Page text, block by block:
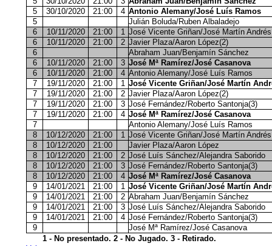
5
30/10/2020 21:00 4 Antonio Alemany/José Luís Ramos
5
Julián Boluda/Ruben Albaladejo
6
10/11/2020 21:00 1 José Vicente Griñan/José Martín Andrés
6
10/11/2020 21:00 2 Javier Plaza/Aaron López(2)
6
Abraham Juan/Benjamín Sánchez
6
10/11/2020 21:00 3 José Mª Ramírez/José Casanova
6
10/11/2020 21:00 4 Antonio Alemany/José Luís Ramos
7
19/11/2020 21:00 1 José Vicente Griñan/José Martín
7
19/11/2020 21:00 2 Javier Plaza/Aaron López(2)
7
19/11/2020 21:00 3 José Fernández/Roberto Santonja(3)
7
19/11/2020 21:00 4 José Mª Ramírez/José Casanova
7
Antonio Alemany/José Luís Ramos
8
10/12/2020 21:00 1 José Vicente Griñan/José Martín Andrés
8
10/12/2020 21:00
Javier Plaza/Aaron López
8
10/12/2020 21:00 2 José Luís Sánchez/Alejandra Saborido
8
10/12/2020 21:00 3 José Fernández/Roberto Santonja(3)
8
10/12/2020 21:00 4 José Mª Ramírez/José Casanova
9
14/01/2021 21:00 1 José Vicente Griñan/José Martín
9
14/01/2021 21:00 2 Abraham Juan/Benjamín Sánchez
9
14/01/2021 21:00 3 José Luís Sánchez/Alejandra Saborido
9
14/01/2021 21:00 4 José Fernández/Roberto Santonja(3)
9
José Mª Ramírez/José Casanova
1 - No presentado. 2 - No Jugado. 3 - Retirado.